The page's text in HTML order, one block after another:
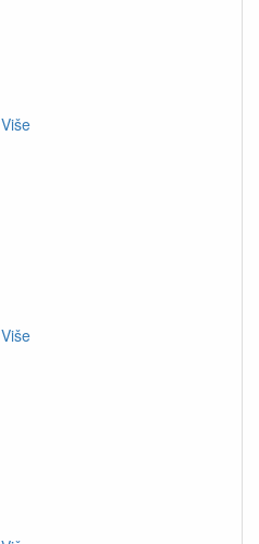
Više
Više